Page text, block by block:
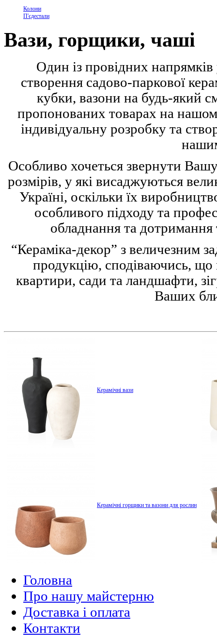
Колони
П'єдестали
Вази, горщики, чаші
Один із провідних
створення садово-паркової
кубки, вазони на будь-який
пропонованих товарах на
індивідуальну розробку та
Особливо хочеться звернути
розмірів, у які висаджуються
Україні, оскільки їх
особливого підходу та
обладнання та дотримання
“Кераміка-декор” з величезним
продукцію, сподіваючись,
квартири, сади та ландшафти,
Ваших
Керамічні вази
Керамічні горщики та вазони для рослин
Головна
Про нашу майстерню
Доставка і оплата
Контакти